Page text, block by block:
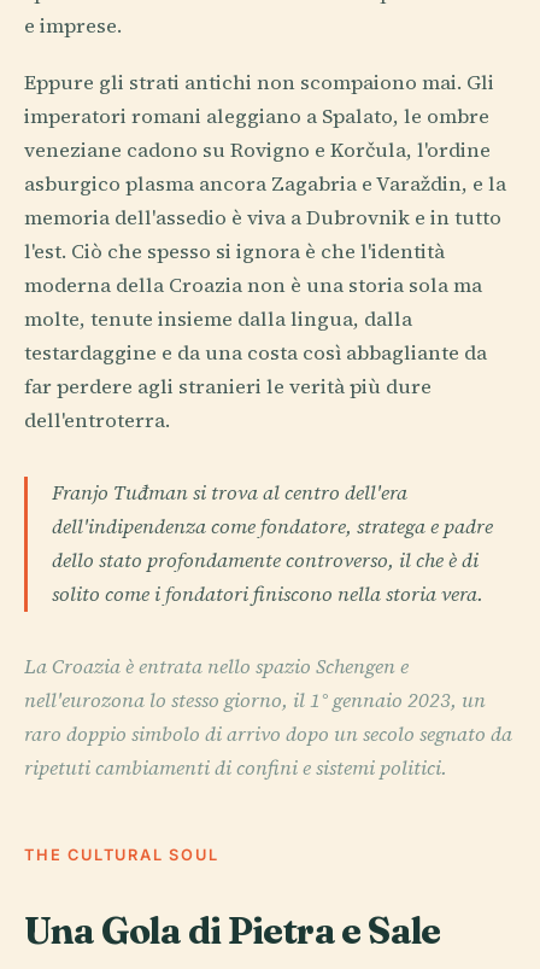
e imprese.
Eppure gli strati antichi non scompaiono mai. Gli
imperatori romani aleggiano a Spalato, le ombre
veneziane cadono su Rovigno e Korčula, l'ordine
asburgico plasma ancora Zagabria e Varaždin, e la
memoria dell'assedio è viva a Dubrovnik e in tutto
l'est. Ciò che spesso si ignora è che l'identità
moderna della Croazia non è una storia sola ma
molte, tenute insieme dalla lingua, dalla
testardaggine e da una costa così abbagliante da
far perdere agli stranieri le verità più dure
dell'entroterra.
Franjo Tuđman si trova al centro dell'era
dell'indipendenza come fondatore, stratega e padre
dello stato profondamente controverso, il che è di
solito come i fondatori finiscono nella storia vera.
La Croazia è entrata nello spazio Schengen e
nell'eurozona lo stesso giorno, il 1° gennaio 2023, un
raro doppio simbolo di arrivo dopo un secolo segnato da
ripetuti cambiamenti di confini e sistemi politici.
THE CULTURAL SOUL
Una Gola di Pietra e Sale